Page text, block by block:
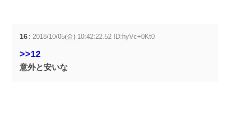
16 :2018/10/05(金) 10:42:22.52 ID:hyVc+0Kt0
>>12
意外と安いな